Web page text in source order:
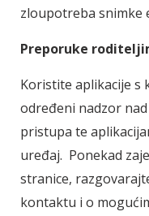
zloupotreba snimke
Preporuke
Koristite aplikacije s
određeni nadzor
pristupa te
uređaj. Ponekad
stranice,
kontaktu i o